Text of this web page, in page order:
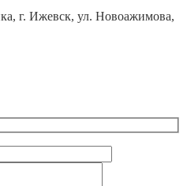
г. Ижевск, ул. Новоажимова,